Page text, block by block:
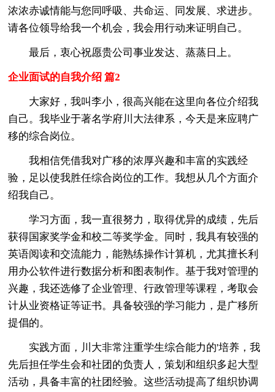
浓浓赤诚情能与您同呼吸、共命运、同发展、求进步。
请各位领导给我一个机会，我会用行动来证明自己。
最后，衷心祝愿贵公司事业发达、蒸蒸日上。
企业面试的自我介绍 篇2
大家好，我叫李小，很高兴能在这里向各位介绍我
自己。我毕业于著名学府川大法律系，今天是来应聘广
移的综合岗位。
我相信凭借我对广移的浓厚兴趣和丰富的实践经
验，足以使我胜任综合岗位的工作。我想从几个方面介
绍我自己。
学习方面，我一直很努力，取得优异的成绩，先后
获得国家奖学金和校二等奖学金。同时，我具有较强的
英语阅读和交流能力，能熟练操作计算机，尤其擅长利
用办公软件进行数据分析和图表制作。基于我对管理的
兴趣，我还选修了企业管理、行政管理等课程，考取会
计从业资格证等证书。具备较强的学习能力，是广移所
提倡的。
实践方面，川大非常注重学生综合能力的'培养，我
先后担任学生会和社团的负责人，策划和组织多起大型
活动，具备丰富的社团经验。这些活动提高了组织协调